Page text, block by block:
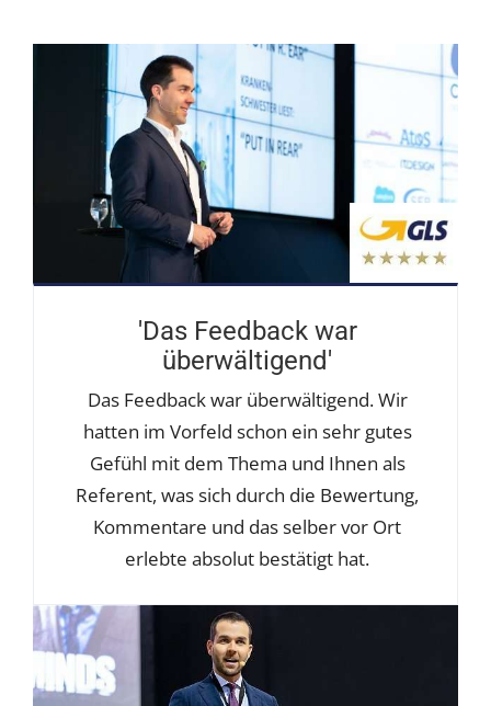
'Das Feedback war
überwältigend'
Das Feedback war überwältigend. Wir
hatten im Vorfeld schon ein sehr gutes
Gefühl mit dem Thema und Ihnen als
Referent, was sich durch die Bewertung,
Kommentare und das selber vor Ort
erlebte absolut bestätigt hat.